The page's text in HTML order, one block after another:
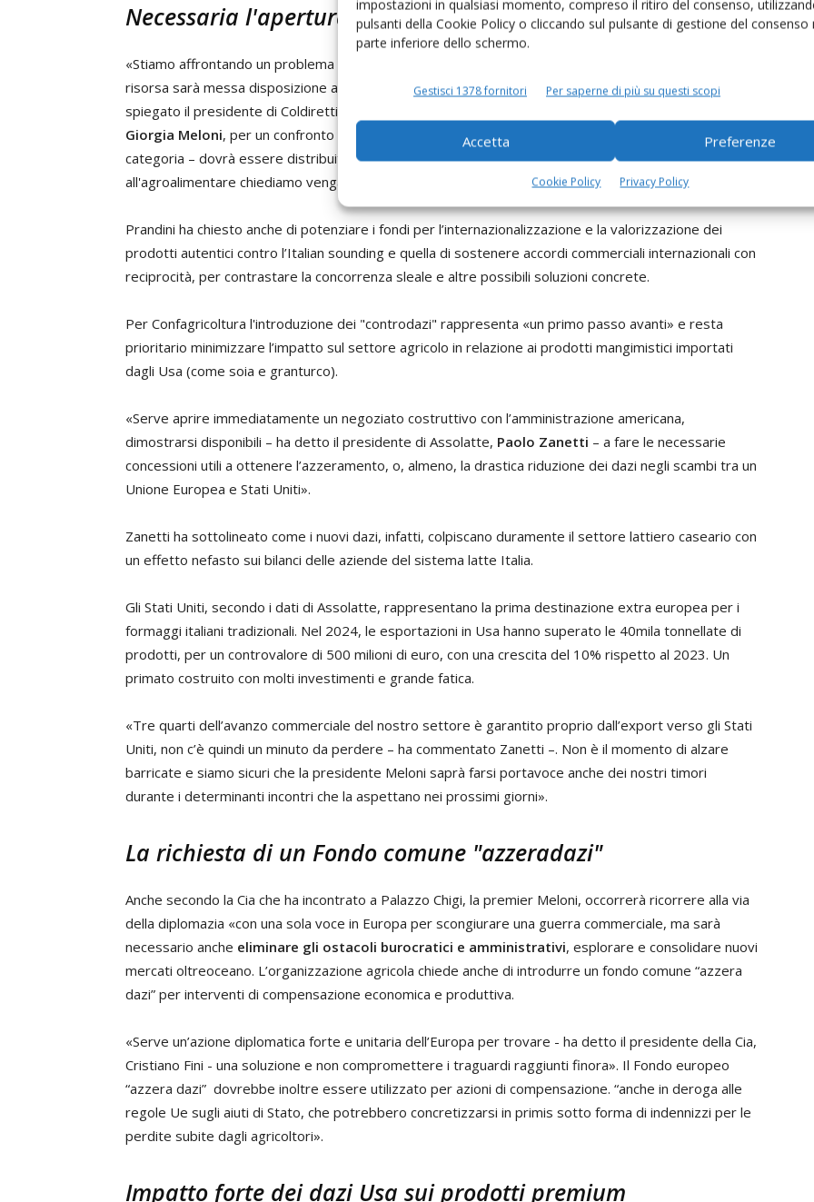
impostazioni in qualsiasi momento, compreso il ritiro del consenso,
pulsanti della Cookie Policy o cliccando sul pulsante di gestione del consenso
parte inferiore dello schermo.
Gestisci 1378 fornitori Per saperne di più su questi scopi
Accetta Preferenze
Cookie Policy Privacy Policy
Necessaria l'apertura di un negoziato con gli Usa
«Stiamo affrontando un problema che è europeo e servono diplomazia e risorse europee. Qualsiasi
risorsa sarà messa disposizione a livello nazionale per contrastare questo delicato momento – ha
spiegato il presidente di Coldiretti,
Giorgia Meloni, per un confronto sui dazi Usa, assieme alle altre origanizzaioni agricole e di
categoria – dovrà essere distribuita in base alla percentuale di export per settore e quindi
all'agroalimentare chiediamo venga destinato almeno il 13% circa».
Prandini ha chiesto anche di potenziare i fondi per l’internazionalizzazione e la valorizzazione dei
prodotti autentici contro l’Italian sounding e quella di sostenere accordi commerciali internazionali con
reciprocità, per contrastare la concorrenza sleale e altre possibili soluzioni concrete.
Per Confagricoltura l'introduzione dei "controdazi" rappresenta «un primo passo avanti» e resta
prioritario minimizzare l’impatto sul settore agricolo in relazione ai prodotti mangimistici importati
dagli Usa (come soia e granturco).
«Serve aprire immediatamente un negoziato costruttivo con l’amministrazione americana,
dimostrarsi disponibili – ha detto il presidente di Assolatte, Paolo Zanetti – a fare le necessarie
concessioni utili a ottenere l’azzeramento, o, almeno, la drastica riduzione dei dazi negli scambi tra un
Unione Europea e Stati Uniti».
Zanetti ha sottolineato come i nuovi dazi, infatti, colpiscano duramente il settore lattiero caseario con
un effetto nefasto sui bilanci delle aziende del sistema latte Italia.
Gli Stati Uniti, secondo i dati di Assolatte, rappresentano la prima destinazione extra europea per i
formaggi italiani tradizionali. Nel 2024, le esportazioni in Usa hanno superato le 40mila tonnellate di
prodotti, per un controvalore di 500 milioni di euro, con una crescita del 10% rispetto al 2023. Un
primato costruito con molti investimenti e grande fatica.
«Tre quarti dell’avanzo commerciale del nostro settore è garantito proprio dall’export verso gli Stati
Uniti, non c’è quindi un minuto da perdere – ha commentato Zanetti –. Non è il momento di alzare
barricate e siamo sicuri che la presidente Meloni saprà farsi portavoce anche dei nostri timori
durante i determinanti incontri che la aspettano nei prossimi giorni».
La richiesta di un Fondo comune "azzeradazi"
Anche secondo la Cia che ha incontrato a Palazzo Chigi, la premier Meloni, occorrerà ricorrere alla via
della diplomazia «con una sola voce in Europa per scongiurare una guerra commerciale, ma sarà
necessario anche eliminare gli ostacoli burocratici e amministrativi, esplorare e consolidare nuovi
mercati oltreoceano. L’organizzazione agricola chiede anche di introdurre un fondo comune “azzera
dazi” per interventi di compensazione economica e produttiva.
«Serve un’azione diplomatica forte e unitaria dell’Europa per trovare - ha detto il presidente della Cia,
Cristiano Fini - una soluzione e non compromettere i traguardi raggiunti finora». Il Fondo europeo
“azzera dazi” dovrebbe inoltre essere utilizzato per azioni di compensazione. “anche in deroga alle
regole Ue sugli aiuti di Stato, che potrebbero concretizzarsi in primis sotto forma di indennizzi per le
perdite subite dagli agricoltori».
Impatto forte dei dazi Usa sui prodotti premium